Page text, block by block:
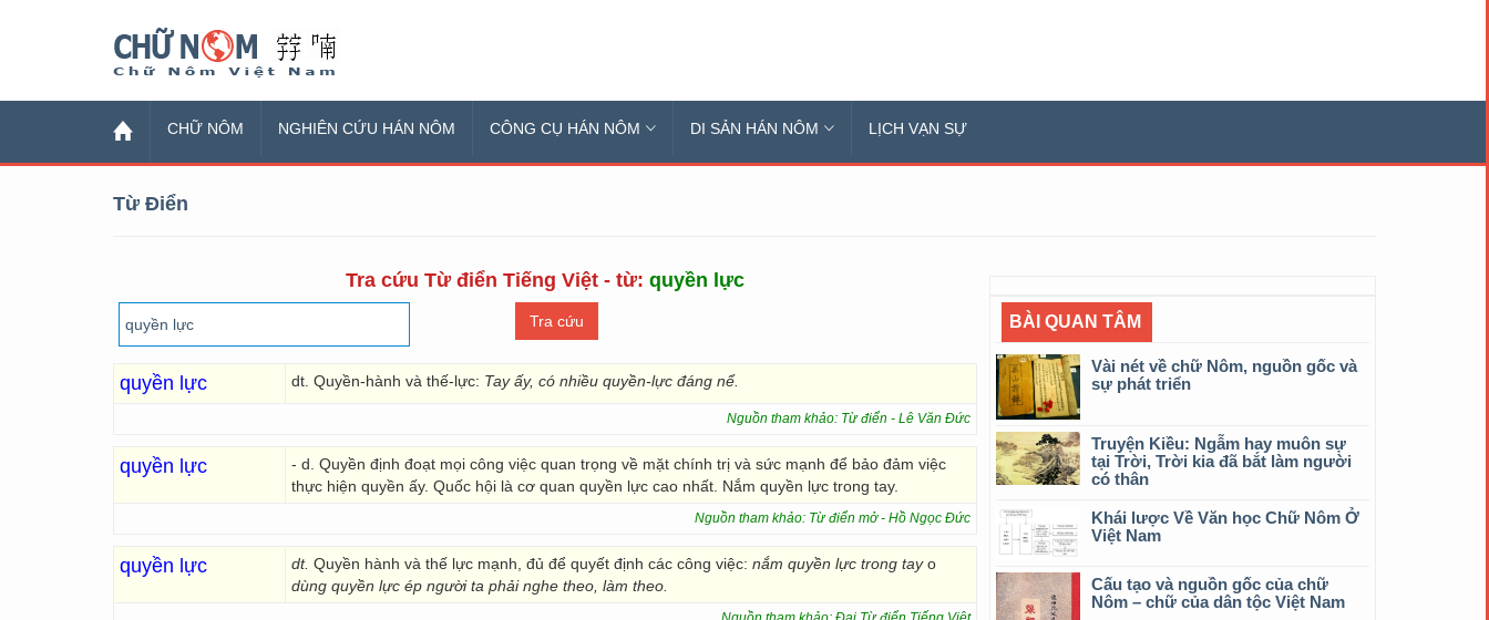
CHỮ NÔM NGHIÊN CỨU HÁN NÔM CÔNG CỤ HÁN NÔM DI SẢN HÁN NÔM LỊCH VẠN SỰ
Từ Điển
Tra cứu Từ điển Tiếng Việt - từ:quyền lực
quyền lực dt. Quyền-hành và thế-lực: Tay ấy, có nhiều quyền-lực đáng nể.
Nguồn tham khảo: Từ điển - Lê Văn Đức
quyền lực
- d. Quyền định đoạt mọi công việc quan trọng về mặt chính trị và sức mạnh để bảo đảm việc
thực hiện quyền ấy. Quốc hội là cơ quan quyền lực cao nhất. Nắm quyền lực trong tay.
Nguồn tham khảo: Từ điển mở - Hồ Ngọc Đức
quyền lực dt. Quyền hành và thế lực mạnh, đủ để quyết định các công việc: nắm quyền lực trong tayo
dùng quyền lực ép người ta phải nghe theo, làm theo.
BÀI QUAN TÂM
Vài nét về chữ Nôm, nguồn gốc và
sự phát triển
Truyện Kiều: Ngẫm hay muôn sự
tại Trời, Trời kia đã bắt làm người
có thân
Khái lược Về Văn học Chữ Nôm Ở
Việt Nam
Cấu tạo và nguồn gốc của chữ
Nôm – chữ của dân tộc Việt Nam